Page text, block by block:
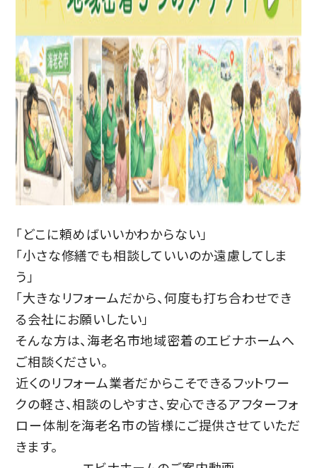
「どこに頼めばいいかわからない」
「小さな修繕でも相談していいのか遠慮してしま
う」
「大きなリフォームだから、何度も打ち合わせでき
る会社にお願いしたい」
そんな方は、海老名市地域密着のエビナホームへ
ご相談ください。
近くのリフォーム業者だからこそできるフットワー
クの軽さ、相談のしやすさ、安心できるアフターフォ
ロー体制を海老名市の皆様にご提供させていただ
きます。